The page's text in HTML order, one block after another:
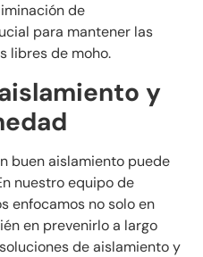
de
para mantener las
libres de moho.
y
buen aislamiento puede
nuestro equipo de
enfocamos no solo en
en prevenirlo a largo
de aislamiento y